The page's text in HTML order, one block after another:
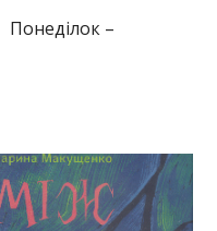
Понеділок –